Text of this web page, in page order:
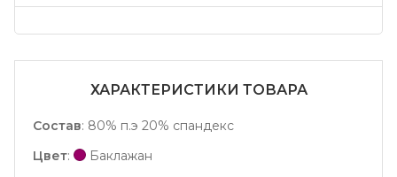
ХАРАКТЕРИСТИКИ ТОВАРА
Состав: 80% п.э 20% спандекс
Цвет:
Баклажан